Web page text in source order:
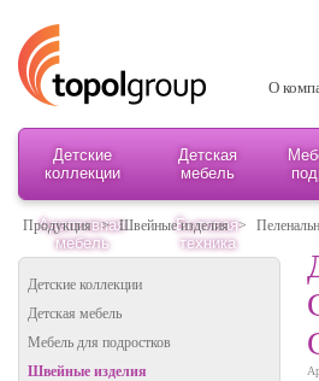
О
Детские
коллекции
Детская
мебель
Адаптивная
мебель
Бытовая
техника
Продукция > Швейные изделия >
Детские коллекции
Детская мебель
Мебель для подростков
Швейные изделия